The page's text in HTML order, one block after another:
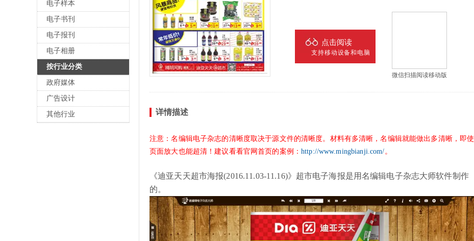
电子样本
电子书刊
电子报刊
电子相册
按行业分类
政府媒体
广告设计
其他行业
点击阅读
支持移动设备和电脑
微信扫描阅读移动版
详情描述
注意：名编辑电子杂志的清晰度取决于源文件的清晰度。材料有多清晰，名编辑就能做出多清晰，即使
页面放大也能超清！建议看看官网首页的案例： http://www.mingbianji.com/。
《迪亚天天超市海报(2016.11.03-11.16)》超市电子海报是用名编辑电子杂志大师软件制作
的。